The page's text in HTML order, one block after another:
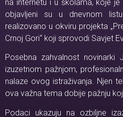
na internetu i u školama, koje
objavljeni su u dnevnom
realizovano u okviru projekta
Crnoj Gori“ koji sprovodi Savjet
Posebna zahvalnost
izuzetnom pažnjom,
nalaze ovog istraživanja. Njen
ova važna tema dobije pažnju
Podaci ukazuju na ozbiljne